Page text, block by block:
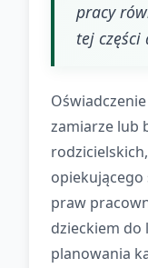
pracy
tej części
zamiarze lub
opiekującego
praw
dzieckiem do
planowania